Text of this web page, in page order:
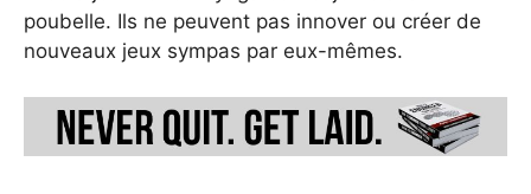
poubelle. Ils ne peuvent pas innover ou créer de
nouveaux jeux sympas par eux-mêmes.